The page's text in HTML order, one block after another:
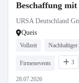
Beschaffung
URSA Deutschland
Queis
Vollzeit
Firmenevents 3
28.07.2026